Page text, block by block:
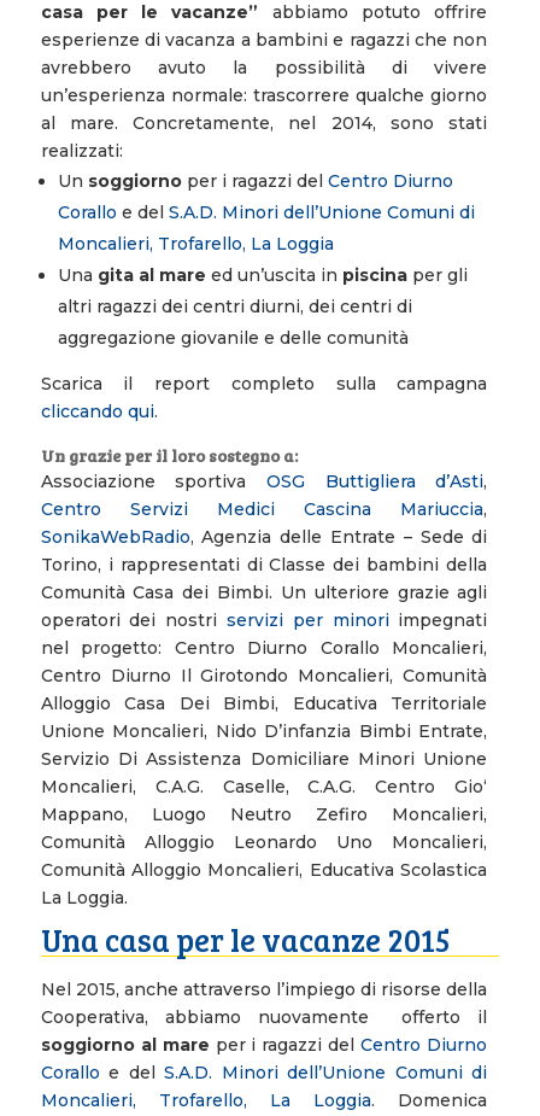
casa per le vacanze” abbiamo potuto offrire
esperienze di vacanza a bambini e ragazzi che non
avrebbero avuto la possibilità di vivere
un’esperienza normale: trascorrere qualche giorno
al mare. Concretamente, nel 2014, sono stati
realizzati:
Un soggiornoper i ragazzi del Centro Diurno
Corallo e del S.A.D. Minori dell’Unione Comuni di
Moncalieri, Trofarello, La Loggia
Una gita al mare ed un’uscita in piscinaper gli
altri ragazzi dei centri diurni, dei centri di
aggregazione giovanile e delle comunità
Scarica il report completo sulla campagna
cliccando qui.
Un grazie per il loro sostegno a:
Associazione sportiva OSG Buttigliera d’Asti,
Centro Servizi Medici Cascina Mariuccia,
SonikaWebRadio, Agenzia delle Entrate – Sede di
Torino, i rappresentati di Classe dei bambini della
Comunità Casa dei Bimbi. Un ulteriore grazie agli
operatori dei nostri servizi per minoriimpegnati
nel progetto: Centro Diurno Corallo Moncalieri,
Centro Diurno Il Girotondo Moncalieri, Comunità
Alloggio Casa Dei Bimbi, Educativa Territoriale
Unione Moncalieri, Nido D’infanzia Bimbi Entrate,
Servizio Di Assistenza Domiciliare Minori Unione
Moncalieri, C.A.G. Caselle, C.A.G. Centro Gio‘
Mappano, Luogo Neutro Zefiro Moncalieri,
Comunità Alloggio Leonardo Uno Moncalieri,
Comunità Alloggio Moncalieri, Educativa Scolastica
La Loggia.
Una casa per le vacanze 2015
Nel 2015, anche attraverso l’impiego di risorse della
Cooperativa, abbiamo nuovamente offerto il
soggiorno al mare per i ragazzi delCentro Diurno
Corallo e delS.A.D. Minori dell’Unione Comuni di
Moncalieri, Trofarello, La Loggia. Domenica